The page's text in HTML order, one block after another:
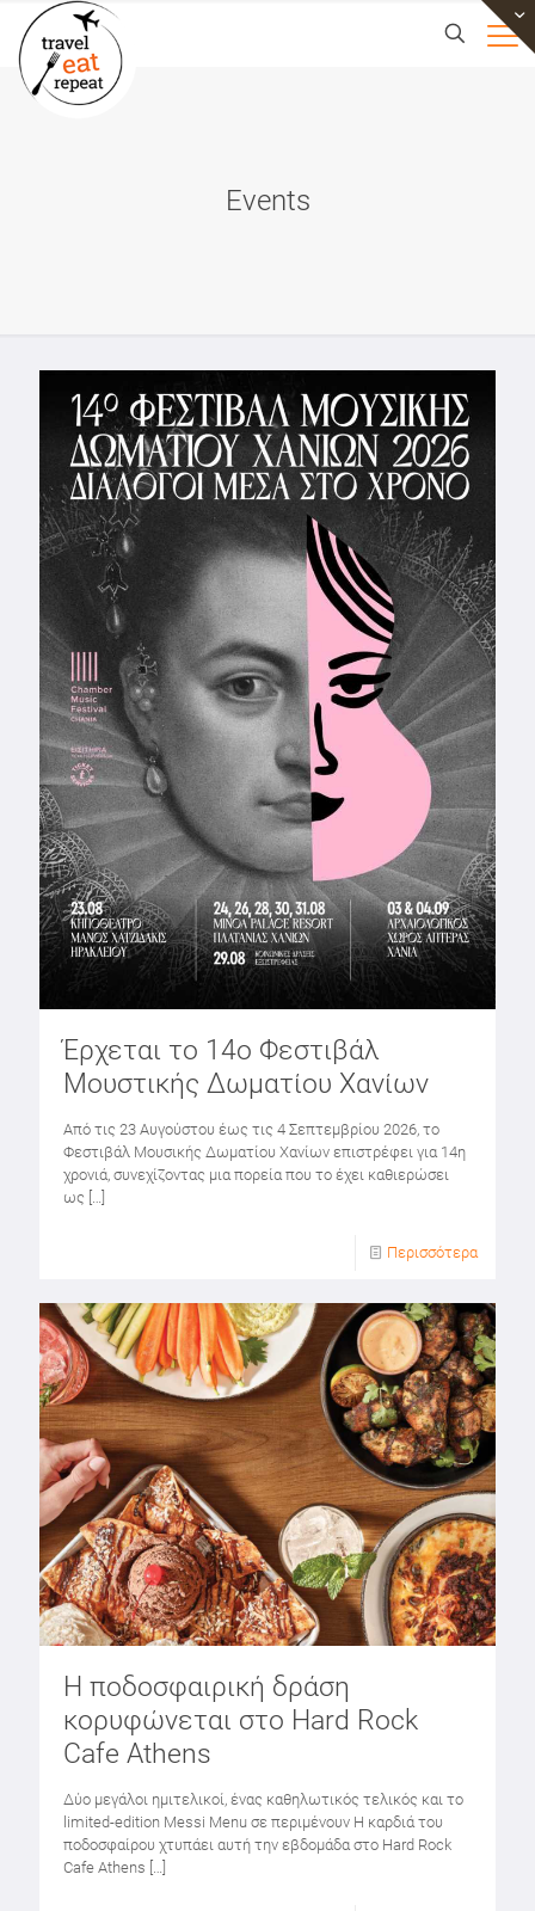
Events
Έρχεται το 14ο Φεστιβάλ
Μουστικής Δωματίου Χανίων
Από τις 23 Αυγούστου έως τις 4 Σεπτεμβρίου 2026, το
Φεστιβάλ Μουσικής Δωματίου Χανίων επιστρέφει για 14η
χρονιά, συνεχίζοντας μια πορεία που το έχει καθιερώσει
ως […]
Περισσότερα
Η ποδοσφαιρική δράση
κορυφώνεται στο Hard Rock
Cafe Athens
Δύο μεγάλοι ημιτελικοί, ένας καθηλωτικός τελικός και το
limited-edition Messi Menu σε περιμένουν Η καρδιά του
ποδοσφαίρου χτυπάει αυτή την εβδομάδα στο Hard Rock
Cafe Athens